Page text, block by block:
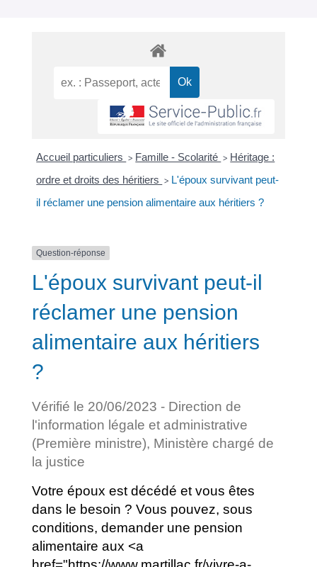
Accueil particuliers > Famille - Scolarité > Héritage :
ordre et droits des héritiers > L'époux survivant peut-
il réclamer une pension alimentaire aux héritiers ?
Question-réponse
L'époux survivant peut-il
réclamer une pension
alimentaire aux héritiers
?
Vérifié le 20/06/2023 - Direction de
l'information légale et administrative
(Première ministre), Ministère chargé de
la justice
Votre époux est décédé et vous êtes
dans le besoin ? Vous pouvez, sous
conditions, demander une pension
alimentaire aux <a